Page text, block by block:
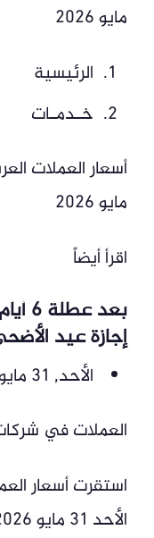
مايو 2026
الرئيسية
خـدمـات
مايو 2026
اقرأ أيضاً
إجازة عيد الأضحى
الأحد, 31 مايو, 2026 – 6:35 م
العملات في
استقرت أسعار